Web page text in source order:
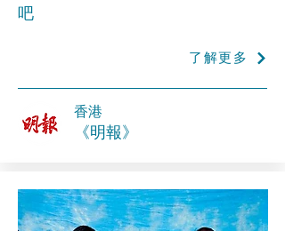
吧
了解更多
香港
《明報》